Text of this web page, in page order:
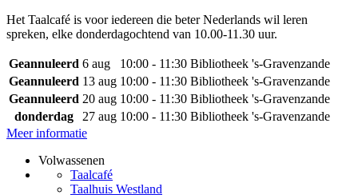
Het Taalcafé is voor iedereen die beter Nederlands wil leren
spreken, elke donderdagochtend van 10.00-11.30 uur.
Geannuleerd 6 aug 10:00 - 11:30 Bibliotheek 's-Gravenzande
Geannuleerd 13 aug 10:00 - 11:30 Bibliotheek 's-Gravenzande
Geannuleerd 20 aug 10:00 - 11:30 Bibliotheek 's-Gravenzande
donderdag
27 aug 10:00 - 11:30 Bibliotheek 's-Gravenzande
Meer informatie
Volwassenen
Taalcafé
Taalhuis Westland